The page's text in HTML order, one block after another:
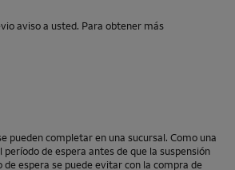
aviso a usted. Para obtener más
pueden completar en una sucursal. Como una
de espera antes de que la suspensión
espera se puede evitar con la compra de